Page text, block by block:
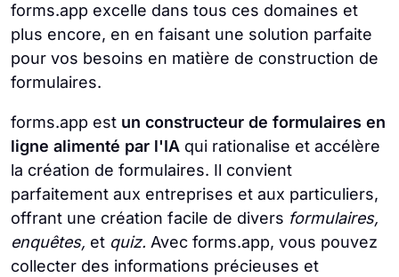
forms.app excelle dans tous ces domaines et
plus encore, en en faisant une solution parfaite
pour vos besoins en matière de construction de
formulaires.
forms.app est un constructeur de formulaires en
ligne alimenté par l'IA qui rationalise et accélère
la création de formulaires. Il convient
parfaitement aux entreprises et aux particuliers,
offrant une création facile de divers formulaires,
enquêtes, et quiz. Avec forms.app, vous pouvez
collecter des informations précieuses et